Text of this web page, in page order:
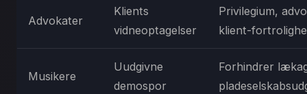
Advokater
Klients
vidneoptagelser
Privilegium,
klient-
Musikere
Uudgivne
demospor
Forhindrer